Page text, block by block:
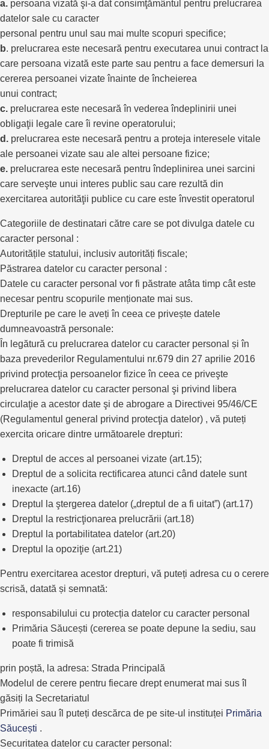
a. persoana vizată şi-a dat consimţământul pentru prelucrarea
datelor sale cu caracter
personal pentru unul sau mai multe scopuri specifice;
b. prelucrarea este necesară pentru executarea unui contract la
care persoana vizată este parte sau pentru a face demersuri la
cererea persoanei vizate înainte de încheierea
unui contract;
c. prelucrarea este necesară în vederea îndeplinirii unei
obligaţii legale care îi revine operatorului;
d. prelucrarea este necesară pentru a proteja interesele vitale
ale persoanei vizate sau ale altei persoane fizice;
e. prelucrarea este necesară pentru îndeplinirea unei sarcini
care serveşte unui interes public sau care rezultă din
exercitarea autorităţii publice cu care este învestit operatorul
Categoriile de destinatari către care se pot divulga datele cu
caracter personal :
Autoritățile statului, inclusiv autorități fiscale;
Păstrarea datelor cu caracter personal :
Datele cu caracter personal vor fi păstrate atâta timp cât este
necesar pentru scopurile menționate mai sus.
Drepturile pe care le aveți în ceea ce privește datele
dumneavoastră personale:
În legătură cu prelucrarea datelor cu caracter personal și în
baza prevederilor Regulamentului nr.679 din 27 aprilie 2016
privind protecţia persoanelor fizice în ceea ce priveşte
prelucrarea datelor cu caracter personal şi privind libera
circulaţie a acestor date şi de abrogare a Directivei 95/46/CE
(Regulamentul general privind protecţia datelor) , vă puteți
exercita oricare dintre următoarele drepturi:
Dreptul de acces al persoanei vizate (art.15);
Dreptul de a solicita rectificarea atunci când datele sunt
inexacte (art.16)
Dreptul la ştergerea datelor („dreptul de a fi uitat”) (art.17)
Dreptul la restricţionarea prelucrării (art.18)
Dreptul la portabilitatea datelor (art.20)
Dreptul la opoziţie (art.21)
Pentru exercitarea acestor drepturi, vă puteți adresa cu o cerere
scrisă, datată și semnată:
responsabilului cu protecția datelor cu caracter personal
Primăria Săucești (cererea se poate depune la sediu, sau
poate fi trimisă
prin poștă, la adresa: Strada Principală
Modelul de cerere pentru fiecare drept enumerat mai sus îl
găsiți la Secretariatul
Primăriei sau îl puteți descărca de pe site-ul instituței Primăria
Săucești .
Securitatea datelor cu caracter personal: